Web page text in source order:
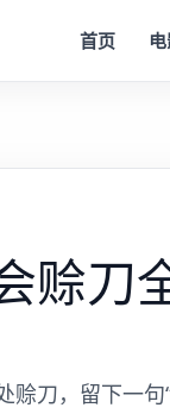
首页
赊刀
赊刀，留下一